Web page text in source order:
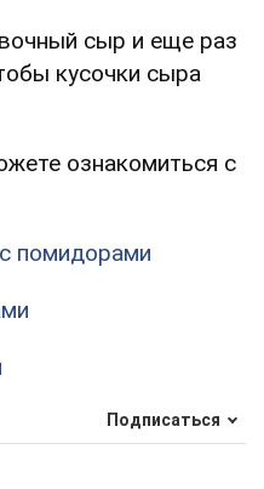
сыр и еще раз
кусочки сыра
ознакомиться с
помидорами
Подписаться